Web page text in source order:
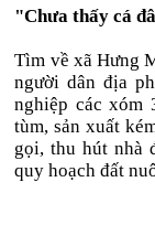
"Chưa thấy cá
Tìm về xã Hưng
người dân địa
nghiệp các xóm
tùm, sản xuất
gọi, thu hút nhà
quy hoạch đất